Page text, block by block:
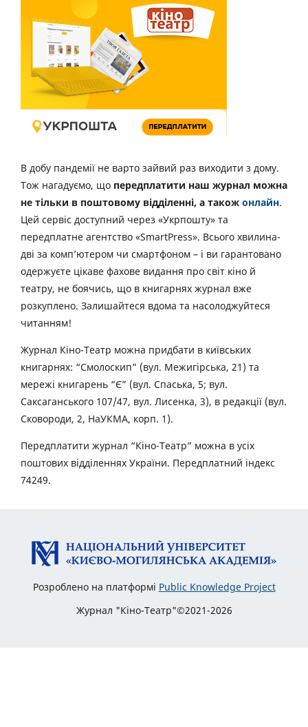
В добу пандемії не варто зайвий раз виходити з дому.
Тож нагадуємо, що передплатити наш журнал можна
не тільки в поштовому відділенні, а також онлайн.
Цей сервіс доступний через «Укрпошту» та
передплатне агентство «SmartPress». Всього хвилина-
дві за комп’ютером чи смартфоном – і ви гарантовано
одержуєте цікаве фахове видання про світ кіно й
театру, не боячись, що в книгарнях журнал вже
розкуплено. Залишайтеся вдома та насолоджуйтеся
читанням!
Журнал Кіно-Театр можна придбати в київських
книгарнях: “Смолоскип” (вул. Межигірська, 21) та
мережі книгарень “Є” (вул. Спаська, 5; вул.
Саксаганського 107/47, вул. Лисенка, 3), в редакції (вул.
Сковороди, 2, НаУКМА, корп. 1).
Передплатити журнал “Кіно-Театр” можна в усіх
поштових відділеннях України. Передплатний індекс
74249.
Розроблено на платформі Public Knowledge Project
Журнал "Кіно-Театр"©2021-2026